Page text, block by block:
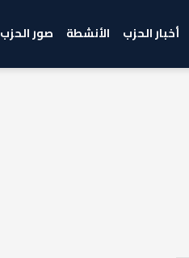
أخبار الحزب الأنشطة صور الحزب